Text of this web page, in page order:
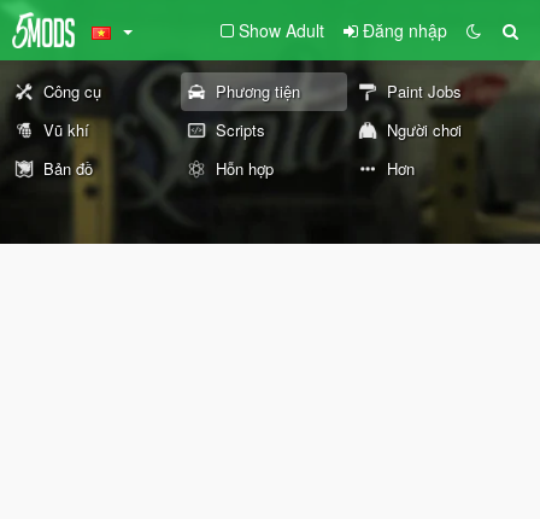
Show Adult Đăng nhập
Công cụ Phương tiện
Paint Jobs
Vũ khí
Scripts
Người chơi
Bản đồ
Hỗn hợp Hơn